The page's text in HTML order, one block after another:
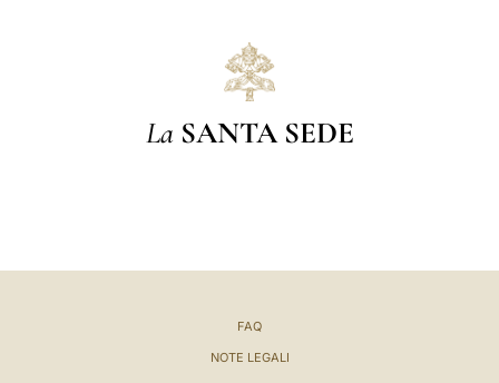
La SANTA SEDE
FAQ
NOTE LEGALI